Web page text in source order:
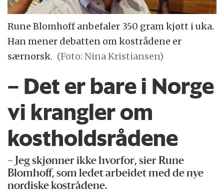
Rune Blomhoff anbefaler 350 gram kjøtt i uka.
Han mener debatten om kostrådene er
særnorsk. (Foto: Nina Kristiansen)
– Det er bare i Norge
vi krangler om
kostholdsrådene
– Jeg skjønner ikke hvorfor, sier Rune
Blomhoff, som ledet arbeidet med de nye
nordiske kostrådene.